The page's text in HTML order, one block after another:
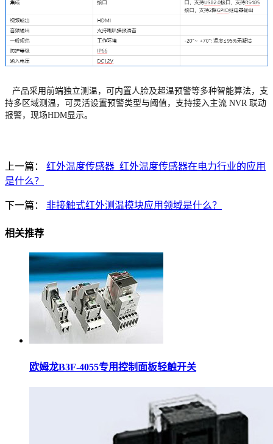
产品采用前端独立测温，可内置人脸及超温预警等多种智能算法，支
持多区域测温，可灵活设置预警类型与阈值，支持接入主流 NVR 联动
报警，现场HDM显示。
上一篇：
红外温度传感器_红外温度传感器在电力行业的应用
是什么？
下一篇： 非接触式红外测温模块应用领域是什么？
相关推荐
欧姆龙B3F-4055专用控制面板轻触开关